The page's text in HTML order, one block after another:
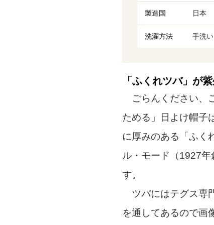
製造国 日本
洗濯方法 手洗い
「ふくれツバ」が
ごらんください、
ためる」日よけ帽子
に厚みのある「ふく
ル・モード（1927年
す。
ツバにはテグス専
を通してあるので画